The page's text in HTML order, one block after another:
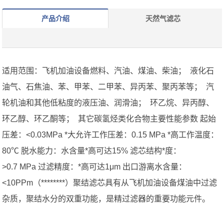
产品介绍 天然气滤芯
适用范围：飞机加油设备燃料、汽油、煤油、柴油； 液化石
油气、石焦油、苯、甲苯、二甲苯、异丙苯、聚丙苯等； 汽
轮机油和其他低粘度的液压油、润滑油； 环乙烷、异丙醇、
环乙醇、环乙酮等； 其它碳氢烃类化合物主要性能参数 起始
压差：<0.03MPa *大允许工作压差：0.15 MPa *高工作温度：
80℃ 脱水能力：水含量*高可达15% 滤芯结构*度：
>0.7 MPa 过滤精度：*高可达1μm 出口游离水含量：
<10PPm（********）聚结滤芯具有从飞机加油设备煤油中过滤
杂质，聚结水分的双重功能，是精过滤器的重要功能元件。